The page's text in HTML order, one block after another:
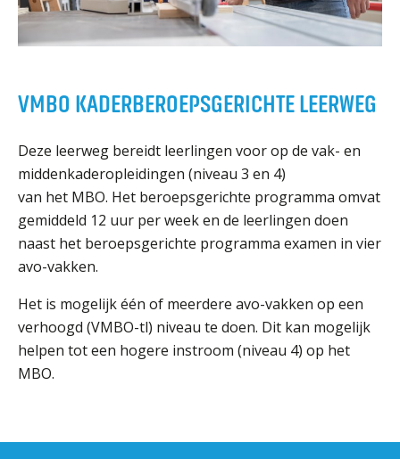
MAGISTER SCHOOL
GIDS ZERMELO
VMBO KADERBEROEPSGERICHTE LEERWEG
Deze leerweg bereidt leerlingen voor op de vak- en
middenkaderopleidingen (niveau 3 en 4)
van het MBO. Het beroepsgerichte programma omvat
gemiddeld 12 uur per week en de leerlingen doen
naast het beroepsgerichte programma examen in vier
avo-vakken.
Het is mogelijk één of meerdere avo-vakken op een
verhoogd (VMBO-tl) niveau te doen. Dit kan mogelijk
helpen tot een hogere instroom (niveau 4) op het
MBO.